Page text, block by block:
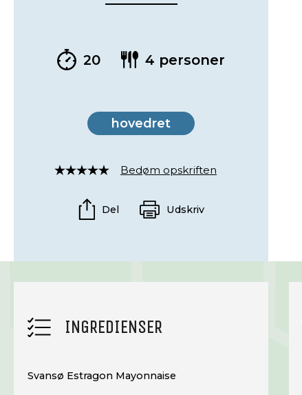
20 4 personer
hovedret
Rated
out
of
Bedøm opskriften
Del Udskriv
INGREDIENSER
Svansø Estragon Mayonnaise